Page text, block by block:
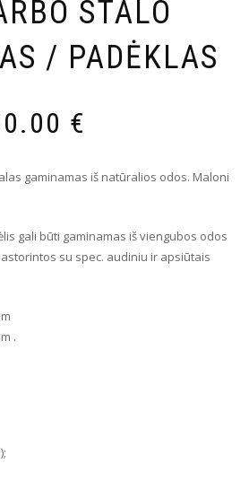
STALO
/ PADĖKLAS
€
gaminamas iš natūralios odos. Maloni
gali būti gaminamas iš viengubos odos
su spec. audiniu ir apsiūtais
.